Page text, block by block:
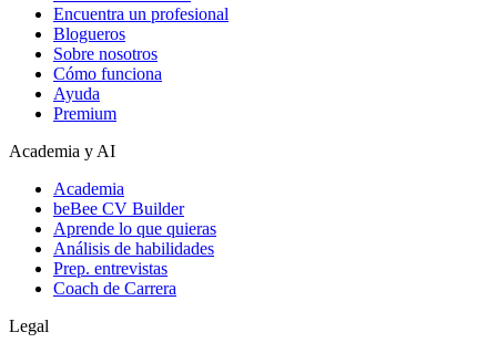
Encuentra un profesional
Blogueros
Sobre nosotros
Cómo funciona
Ayuda
Premium
Academia y AI
Academia
beBee CV Builder
Aprende lo que quieras
Análisis de habilidades
Prep. entrevistas
Coach de Carrera
Legal